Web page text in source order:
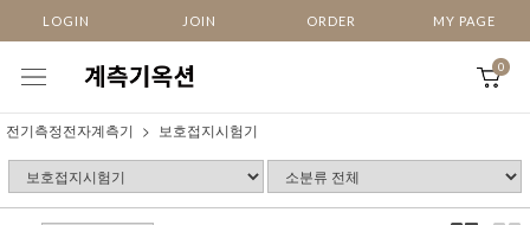
LOGIN JOIN ORDER MY PAGE
0
전기측정전자계측기 보호접지시험기